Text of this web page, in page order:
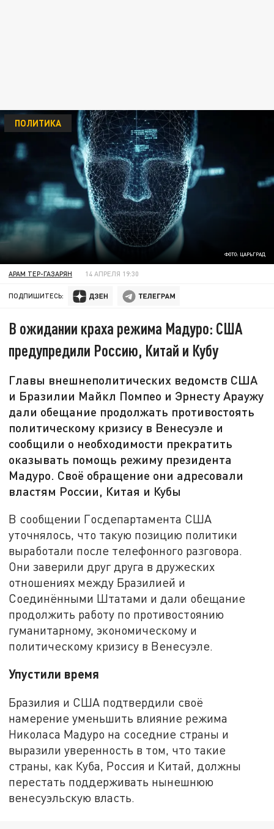
ФОТО: ЦАРЬГРАД
ПОЛИТИКА
АРАМ ТЕР-ГАЗАРЯН 14 АПРЕЛЯ 19:30
ПОДПИШИТЕСЬ:
В ожидании краха режима Мадуро: США
предупредили Россию, Китай и Кубу
Главы внешнеполитических ведомств США
и Бразилии Майкл Помпео и Эрнесту Араужу
дали обещание продолжать противостоять
политическому кризису в Венесуэле и
сообщили о необходимости прекратить
оказывать помощь режиму президента
Мадуро. Своё обращение они адресовали
властям России, Китая и Кубы
В сообщении Госдепартамента США
уточнялось, что такую позицию политики
выработали после телефонного разговора.
Они заверили друг друга в дружеских
отношениях между Бразилией и
Соединёнными Штатами и дали обещание
продолжить работу по противостоянию
гуманитарному, экономическому и
политическому кризису в Венесуэле.
Упустили время
Бразилия и США подтвердили своё
намерение уменьшить влияние режима
Николаса Мадуро на соседние страны и
выразили уверенность в том, что такие
страны, как Куба, Россия и Китай, должны
перестать поддерживать нынешнюю
венесуэльскую власть.